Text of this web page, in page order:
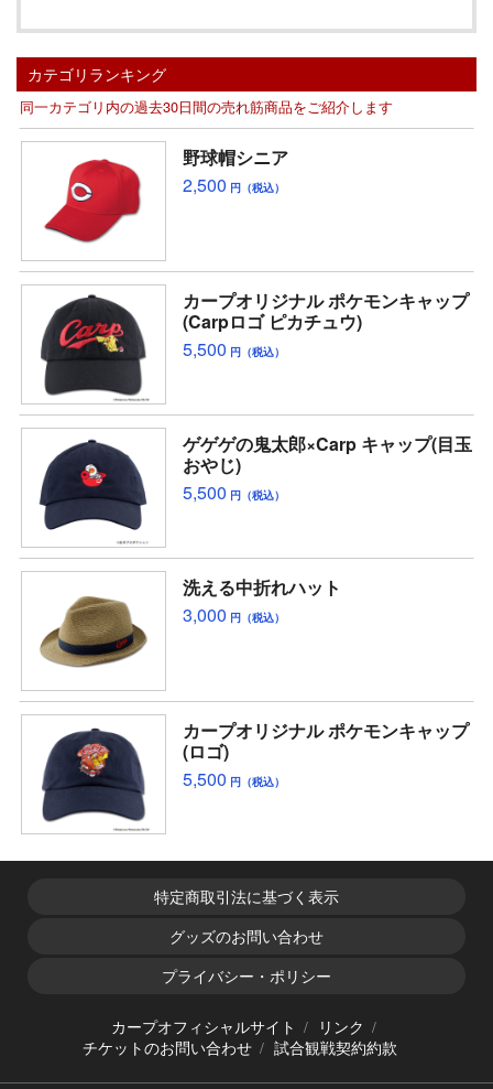
カテゴリランキング
同一カテゴリ内の過去30日間の売れ筋商品をご紹介します
野球帽シニア
2,500 円（税込）
カープオリジナル ポケモンキャップ
(Carpロゴ ピカチュウ)
5,500 円（税込）
ゲゲゲの鬼太郎×Carp キャップ(目玉
おやじ)
5,500 円（税込）
洗える中折れハット
3,000 円（税込）
カープオリジナル ポケモンキャップ
(ロゴ)
5,500 円（税込）
特定商取引法に基づく表示
グッズのお問い合わせ
プライバシー・ポリシー
カープオフィシャルサイト
リンク
チケットのお問い合わせ
試合観戦契約約款